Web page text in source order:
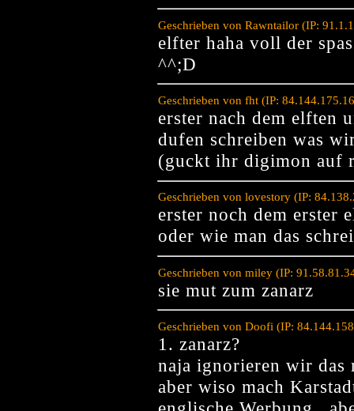
Geschrieben von Rawntailor (IP:
elfter haha voll der
^^;D
Geschrieben von fht (IP:
erster nach dem elften
dufen schreiben was
(guckt ihr digimon auf
Geschrieben von lovestory (IP:
erster noch dem erster
oder wie man das
Geschrieben von miley (IP:
sie mut zum zanarz
Geschrieben von Doofi (IP:
1. zanarz?
naja ignorieren wir das
aber wiso mach